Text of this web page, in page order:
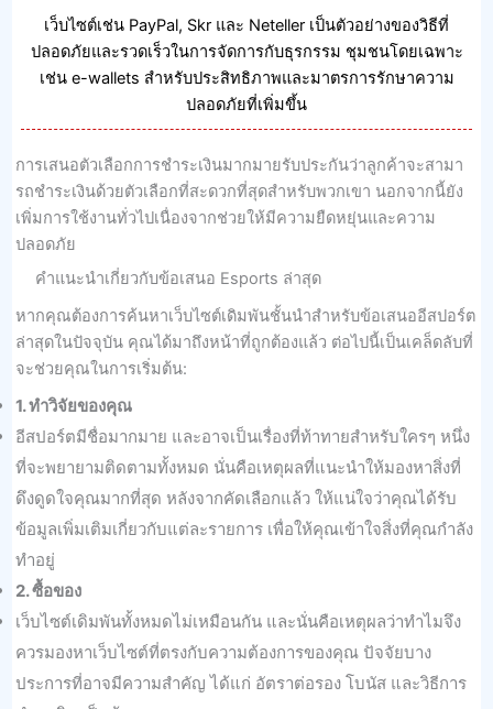
เว็บไซต์เช่น PayPal, Skr และ Neteller เป็นตัวอย่างของวิธีที่
ปลอดภัยและรวดเร็วในการจัดการกับธุรกรรม ชุมชนโดยเฉพาะ
เช่น e-wallets สําหรับประสิทธิภาพและมาตรการรักษาความ
ปลอดภัยที่เพิ่มขึ้น
การเสนอตัวเลือกการชําระเงินมากมายรับประกันว่าลูกค้าจะสามา
รถชําระเงินด้วยตัวเลือกที่สะดวกที่สุดสําหรับพวกเขา นอกจากนี้ยัง
เพิ่มการใช้งานทั่วไปเนื่องจากช่วยให้มีความยืดหยุ่นและความ
ปลอดภัย
คําแนะนําเกี่ยวกับข้อเสนอ Esports ล่าสุด
หากคุณต้องการค้นหาเว็บไซต์เดิมพันชั้นนําสําหรับข้อเสนออีสปอร์ต
ล่าสุดในปัจจุบัน คุณได้มาถึงหน้าที่ถูกต้องแล้ว ต่อไปนี้เป็นเคล็ดลับที่
จะช่วยคุณในการเริ่มต้น:
1. ทำวิจัยของคุณ
อีสปอร์ตมีชื่อมากมาย และอาจเป็นเรื่องที่ท้าทายสําหรับใครๆ หนึ่ง
ที่จะพยายามติดตามทั้งหมด นั่นคือเหตุผลที่แนะนําให้มองหาสิ่งที่
ดึงดูดใจคุณมากที่สุด หลังจากคัดเลือกแล้ว ให้แน่ใจว่าคุณได้รับ
ข้อมูลเพิ่มเติมเกี่ยวกับแต่ละรายการ เพื่อให้คุณเข้าใจสิ่งที่คุณกําลัง
ทําอยู่
2. ซื้อของ
เว็บไซต์เดิมพันทั้งหมดไม่เหมือนกัน และนั่นคือเหตุผลว่าทําไมจึง
ควรมองหาเว็บไซต์ที่ตรงกับความต้องการของคุณ ปัจจัยบาง
ประการที่อาจมีความสําคัญ ได้แก่ อัตราต่อรอง โบนัส และวิธีการ